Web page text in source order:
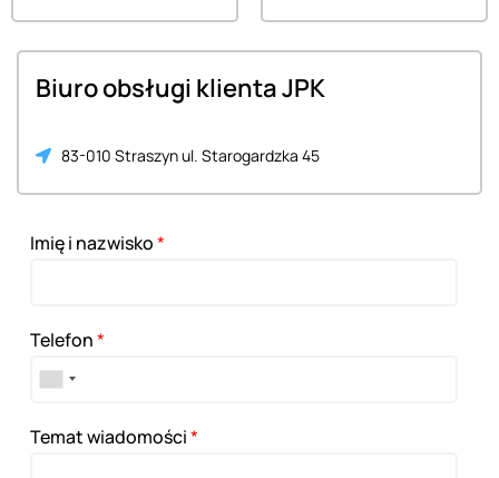
Biuro obsługi klienta JPK
83-010 Straszyn ul. Starogardzka 45
Imię i nazwisko*
Telefon*
Temat wiadomości*